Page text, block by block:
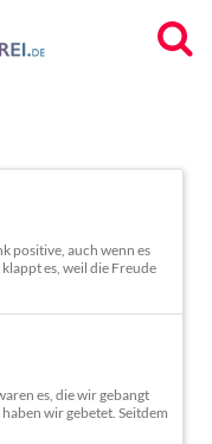
positive, auch wenn es
es, weil die Freude
es, die wir gebangt
wir gebetet. Seitdem